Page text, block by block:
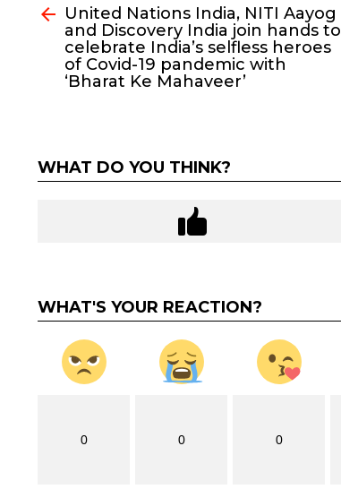
moreUnited Nations India, NITI Aayog
and Discovery India join hands to
celebrate India’s selfless heroes
of Covid-19 pandemic with
‘Bharat Ke Mahaveer’
WHAT DO YOU THINK?
WHAT'S YOUR REACTION?
0 0 0